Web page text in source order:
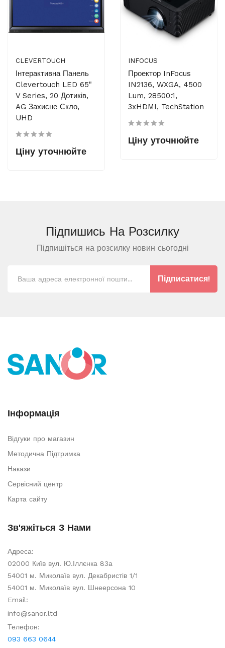
CLEVERTOUCH
Інтерактивна Панель
Clevertouch LED 65"
V Series, 20 Дотиків,
AG Захисне Скло,
UHD
Ціну уточнюйте
INFOCUS
Проектор InFocus
IN2136, WXGA, 4500
Lum, 28500:1,
3xHDMI, TechStation
Ціну уточнюйте
Підпишись На Розсилку
Підпишіться на розсилку новин сьогодні
Підписатися!
Інформація
Відгуки про магазин
Методична Підтримка
Накази
Сервісний центр
Карта сайту
Зв'яжіться З Нами
Адреса:
02000 Київ вул. Ю.Іллєнка 83а
54001 м. Миколаїв вул. Декабристів 1/1
54001 м. Миколаїв вул. Шнеерсона 10
Email:
info@sanor.ltd
Телефон:
093 663 0644